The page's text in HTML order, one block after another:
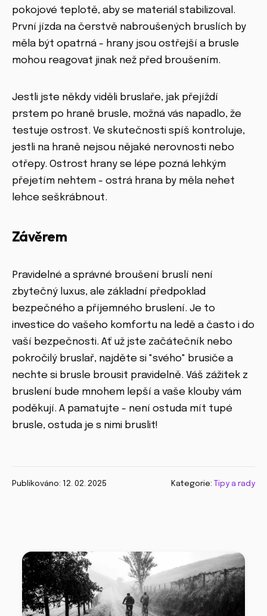
pokojové teplotě, aby se materiál stabilizoval.
První jízda na čerstvě nabroušených bruslích by
měla být opatrná - hrany jsou ostřejší a brusle
mohou reagovat jinak než před broušením.
Jestli jste někdy viděli bruslaře, jak přejíždí
prstem po hraně brusle, možná vás napadlo, že
testuje ostrost. Ve skutečnosti spíš kontroluje,
jestli na hraně nejsou nějaké nerovnosti nebo
otřepy. Ostrost hrany se lépe pozná lehkým
přejetím nehtem - ostrá hrana by měla nehet
lehce seškrábnout.
Závěrem
Pravidelné a správné broušení bruslí není
zbytečný luxus, ale základní předpoklad
bezpečného a příjemného bruslení. Je to
investice do vašeho komfortu na ledě a často i do
vaší bezpečnosti. Ať už jste začátečník nebo
pokročilý bruslař, najděte si "svého" brusiče a
nechte si brusle brousit pravidelně. Váš zážitek z
bruslení bude mnohem lepší a vaše klouby vám
poděkují. A pamatujte - není ostuda mít tupé
brusle, ostuda je s nimi bruslit!
Publikováno: 12. 02. 2025 Kategorie: Tipy a rady